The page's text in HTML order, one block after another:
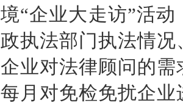
境“企业大走访”活动
政执法部门执法情
企业对法律顾问的
每月对免检免扰企